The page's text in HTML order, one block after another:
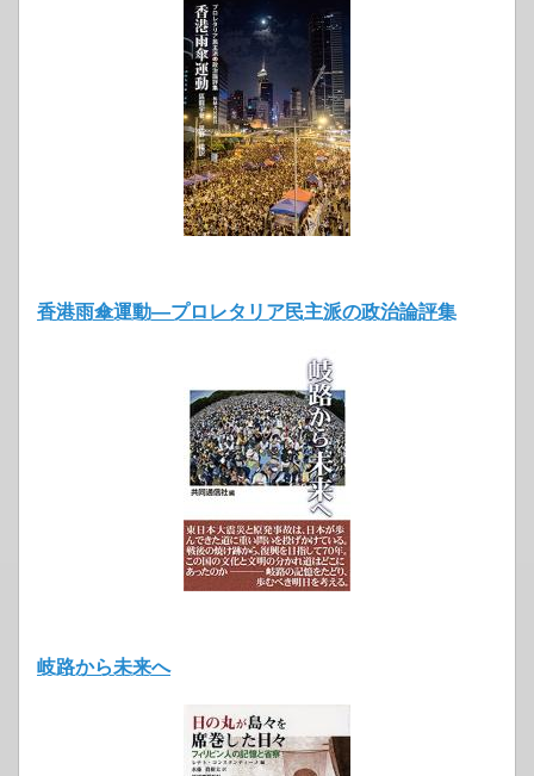
香港雨傘運動―プロレタリア民主派の政治論評集
岐路から未来へ